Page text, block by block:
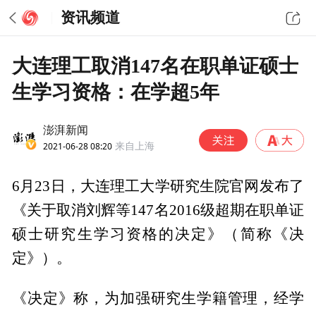
资讯频道
大连理工取消147名在职单证硕士
生学习资格：在学超5年
澎湃新闻
2021-06-28 08:20 来自上海
6月23日，大连理工大学研究生院官网发布了
《关于取消刘辉等147名2016级超期在职单证
硕士研究生学习资格的决定》（简称《决
定》）。
《决定》称，为加强研究生学籍管理，经学